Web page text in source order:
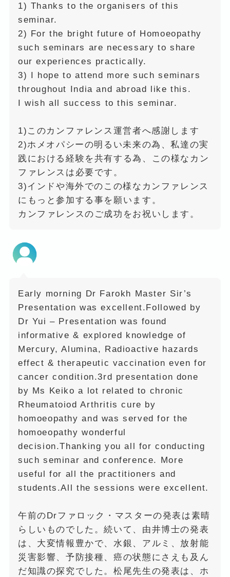
1) Thanks to the organisers of this
seminar.
2) For the bright future of Homoeopathy
such seminars are necessary to share
our experiences practically.
3) I hope to attend more such seminars
throughout India and abroad like this.
I wish all success to this seminar.
1)このカンファレンス運営者へ感謝します
2)ホメオパシーの明るい未来の為、私達の実
践における経験を共有する為、この様なカン
ファレンスは必要です。
3)インドや海外でのこの様なカンファレンス
にもっと参加する事を願います。
カンファレンスのご成功をお祝いします。
Early morning Dr Farokh Master Sir’s
Presentation was excellent.Followed by
Dr Yui – Presentation was found
informative & explored knowledge of
Mercury, Alumina, Radioactive hazards
effect & therapeutic vaccination even for
cancer condition.3rd presentation done
by Ms Keiko a lot related to chronic
Rheumatoiod Arthritis cure by
homoeopathy and was served for the
homoeopathy wonderful
decision.Thanking you all for conducting
such seminar and conference. More
useful for all the practitioners and
students.All the sessions were excellent.
午前のDrファロック・マスターの発表は素晴
らしいものでした。続いて、由井博士の発表
は、大変情報豊かで、水銀、アルミ、放射能
災害影響、予防接種、癌の状態にさえも及ん
だ知識の探究でした。松尾先生の発表は、ホ